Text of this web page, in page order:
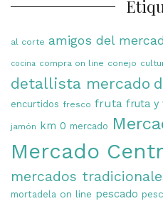
al corte amigos del
cocina compra on line conejo
detallista mercado
encurtidos fresco fruta fruta y
jamón km 0 mercado
Mercado
mercados
mortadela on line pescado